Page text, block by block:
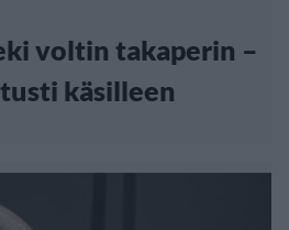
voltin takaperin –
käsilleen